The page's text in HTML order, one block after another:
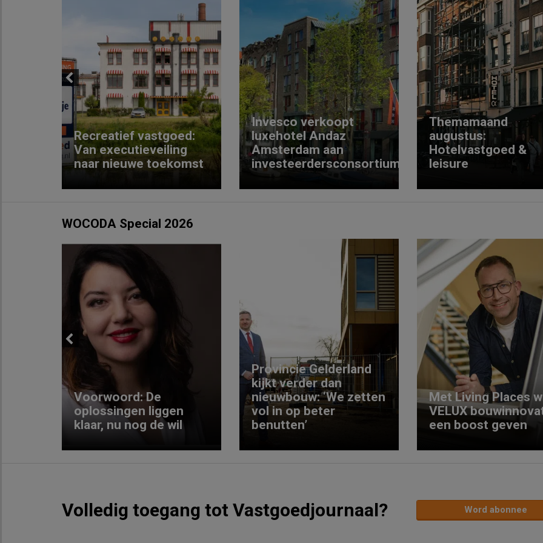
Previous
Recreatief vastgoed:
Van executieveiling
naar nieuwe toekomst
Invesco verkoopt
luxehotel Andaz
Amsterdam aan
investeerdersconsortium
Themamaand
augustus:
Hotelvastgoed &
leisure
WOCODA Special 2026
Previous
Voorwoord: De
oplossingen liggen
klaar, nu nog de wil
Provincie Gelderland
kijkt verder dan
nieuwbouw: ‘We zetten
vol in op beter
benutten’
Met Living Places
VELUX
een boost geven
Volledig toegang tot Vastgoedjournaal? Word abonnee